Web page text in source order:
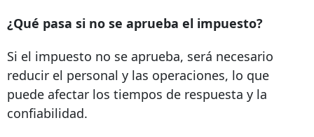
¿Qué pasa si no se aprueba el impuesto?
Si el impuesto no se aprueba, será necesario
reducir el personal y las operaciones, lo que
puede afectar los tiempos de respuesta y la
confiabilidad.